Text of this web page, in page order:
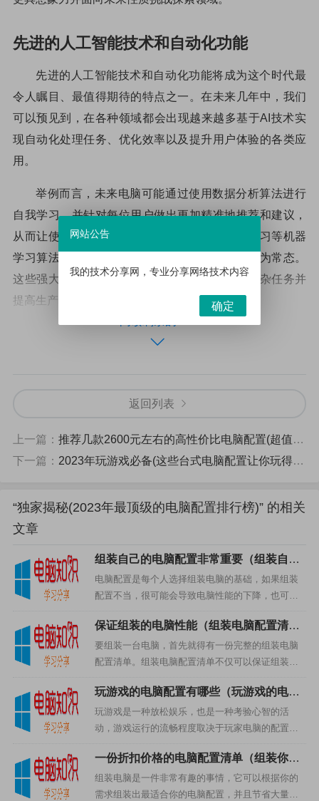
先进的人工智能技术和自动化功能
先进的人工智能技术和自动化功能将成为这个时代最
令人瞩目、最值得期待的特点之一。在未来几年中，我们
可以预见到，在各种领域都会出现越来越多基于AI技术实
现自动化处理任务、优化效率以及提升用户体验的各类应
用。
举例而言，未来电脑可能通过使用数据分析算法进行
自我学习，并针对每位用户做出更加精准地推荐和建议，
从而让使用电脑变得更加高效便捷。借助深度学习等机器
学习算法进行语音识别、图像识别等任务也将成为常态。
这些强大而高级的功能将帮助用户轻松地完成复杂任务并
提高生产力。
一种最新的储存技术是基于非易失性内存（NVM）的
的读写速度和长期数据保留功能，还支持超大容量和关键
应用程序较低延迟等功能。预计到2023年，在最牛逼的电
脑配置中将广泛采用NVM作为主要数据处理方式，以满足
日益增长且对性能、稳定性有极高要求的业务需求。
高分辨率独特的显示器设计
随着科技和市场的发展，我们可以预见到未来的电脑屏幕
一些厂商正在探索全新的屏幕设计方式，例如可折叠
屏幕和透明屏幕等。这些创新性设计有望为用户带来更加
灵活自由和视觉享受。
而且，在未来几年内，5G网络技术将得到广泛应用，
返回列表
上一篇： 推荐几款2600元左右的高性价比电脑配置(超值又实惠)
下一篇： 2023年玩游戏必备(这些台式电脑配置让你玩得更流畅)
“独家揭秘(2023年最顶级的电脑配置排行榜)” 的相关
文章
组装自己的电脑配置非常重要（组装自己
的电脑配置有哪些）
电脑配置是每个人选择组装电脑的基础，如果组装
配置不当，很可能会导致电脑性能的下降，也可能
重要，下面将详细讨论组装自己的电脑配置所涉及
到的主要部分。1. 主板...
保证组装的电脑性能（组装电脑配置清单
来了）
要组装一台电脑，首先就得有一份完整的组装电脑
配置清单。组装电脑配置清单不仅可以保证组装的
就来详细介绍一下组装电脑配置清单。一、CPU处
理器在组装电脑配置清单...
玩游戏的电脑配置有哪些（玩游戏的电脑
配置怎么选）
玩游戏是一种放松娱乐，也是一种考验心智的活
动，游戏运行的流畅程度取决于玩家电脑的配置，
器是电脑的中枢，它是游戏的主要制约因素，选择
玩游戏的处理器，最好选择英...
一份折扣价格的电脑配置清单（组装你的
理想中的组装电脑）
组装电脑是一件非常有趣的事情，它可以根据你的
需求组装出最适合你的电脑配置，并且节省大量
网站公告
我的技术分享网，专业分享网络技术内容
确定